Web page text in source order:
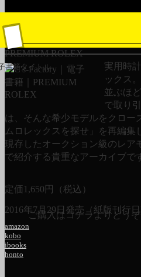
書籍タイトル
PREMIUM ROLEX
実用時
ックス
並ぶほ
で取り
は、そんな希少モデルをクロー
ムロレックスを探せ」を再編集
現存したオークション級のレア
で紹介する貴重なアーカイブで
定価1,650円（税込）
2016年7月29日発売（紙版刊行
ご購入はコチラよりどうぞ
amazon
kobo
ibooks
honto